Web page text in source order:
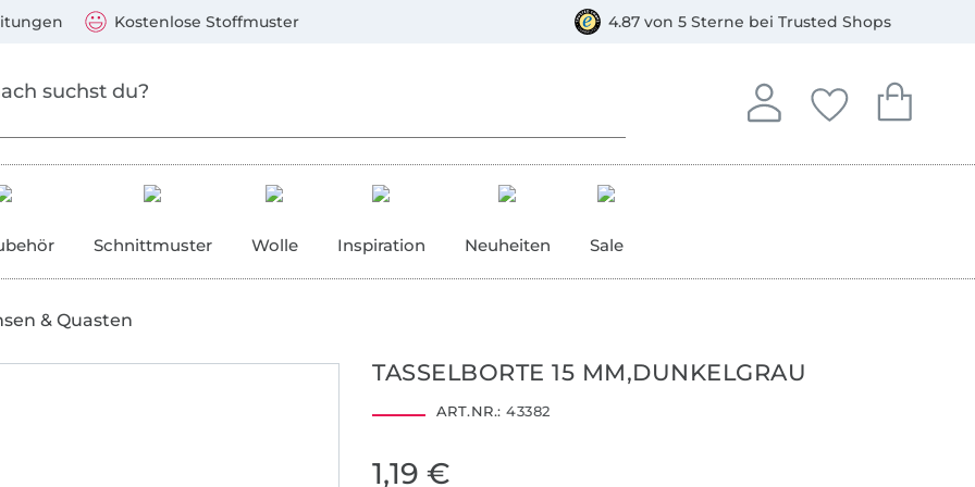
Kostenlose Stoffmuster 4.87 von 5 Sterne bei Trusted Shops
Anmelden
In deinem Konto
Deine
Du hast keine
Dein
Du hast
Schnittmuster Wolle Inspiration Neuheiten Sale
& Quasten
TASSELBORTE 15 MM,DUNKELGRAU
ART.NR.: 43382
1,19 €
Mastercard, PayPal, Giropay, Kauf auf Rechnung, Vorkasse